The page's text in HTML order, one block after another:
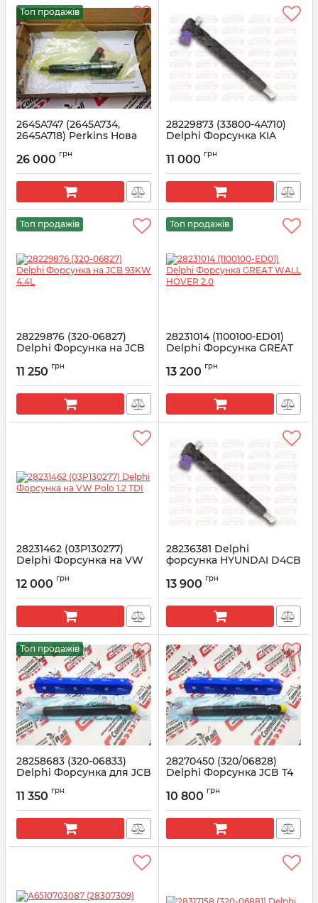
Топ продажів
2645A747 (2645A734,
2645A718) Perkins Нова
Caterpillar / Manitou
Артикул: 2645A747
26 000 грн
28229873 (33800-4A710)
Delphi Форсунка KIA
(Starex) 2.5
Артикул: 28229873
11 000 грн
Топ продажів
28229876 (320-06827)
Delphi Форсунка на JCB
Артикул: 28229876
11 250 грн
Топ продажів
28231014 (1100100-ED01)
Delphi Форсунка GREAT
Артикул: 28231014
13 200 грн
28231462 (03P130277)
Delphi Форсунка на VW
Артикул: 28231462
12 000 грн
28236381 Delphi
форсунка HYUNDAI D4CB
Артикул: 28236381
13 900 грн
Топ продажів
28258683 (320-06833)
Delphi Форсунка для JCB
Артикул: 28258683
11 350 грн
28270450 (320/06828)
Delphi Форсунка JCB T4
Артикул: 28270450
10 800 грн